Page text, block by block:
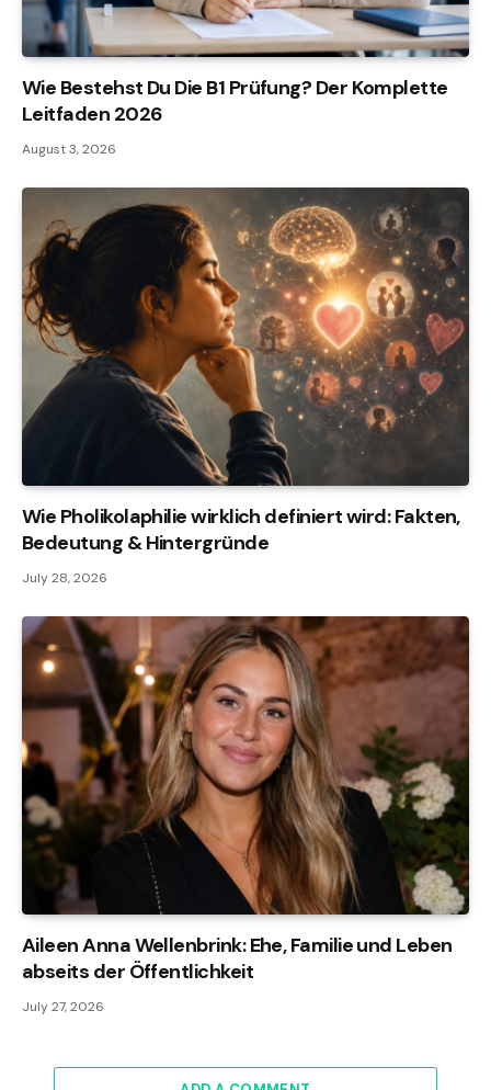
Wie Bestehst Du Die B1 Prüfung? Der Komplette
Leitfaden 2026
August 3, 2026
Wie Pholikolaphilie wirklich definiert wird: Fakten,
Bedeutung & Hintergründe
July 28, 2026
Aileen Anna Wellenbrink: Ehe, Familie und Leben
abseits der Öffentlichkeit
July 27, 2026